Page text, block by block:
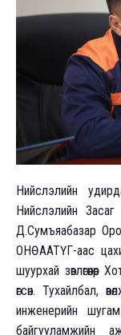
Нийслэлийн
Нийслэлийн Засаг
Д.Сумъяабазар
ОНӨААТҮГ-аас
шуурхай
өгсөн. Тухайлбал,
инженерийн
байгууламжийн